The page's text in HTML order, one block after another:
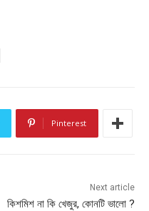
Pinterest
Next article
কিশমিশ না কি খেজুর, কোনটি ভালো ?